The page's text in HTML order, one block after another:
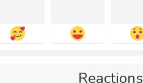
Reactions